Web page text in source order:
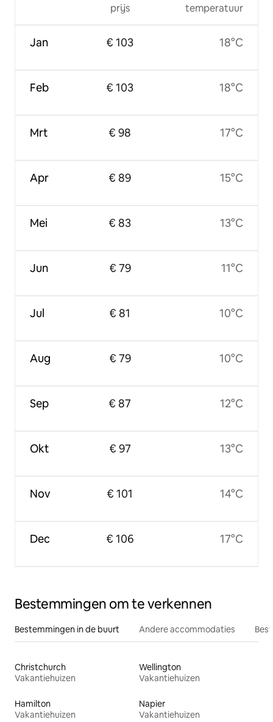
Jan
Feb
Mrt
Apr
Mei
Jun
Jul
Aug
Sep
Okt
Nov
Dec
prijs
€ 103
€ 103
€ 98
€ 89
€ 83
€ 79
€ 81
€ 79
€ 87
€ 97
€ 101
€ 106
temperatuur
18°C
18°C
17°C
15°C
13°C
11°C
10°C
10°C
12°C
13°C
14°C
17°C
Bestemmingen om te verkennen
Bestemmingen in de buurt Andere accommodaties
Christchurch
Vakantiehuizen
Wellington
Vakantiehuizen
Hamilton
Vakantiehuizen
Napier
Vakantiehuizen